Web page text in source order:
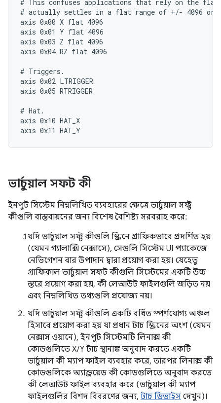
# This confuses applications that rely on the flat
# actually settles in a flat range of +/- 4096 or
axis 0x00 X flat 4096
axis 0x01 Y flat 4096
axis 0x03 Z flat 4096
axis 0x04 RZ flat 4096
# Triggers.
axis 0x02 LTRIGGER
axis 0x05 RTRIGGER
# Hat.
axis 0x10 HAT_X
ভার্চুয়াল সফট কী
ইনপুট সিস্টেম নিম্নলিখিত ব্যবহারের ক্ষেত্রে ভার্চুয়াল সফ্ট
কীগুলি বাস্তবায়নের জন্য বিশেষ বৈশিষ্ট্য সরবরাহ করে:
যদি ভার্চুয়াল সফ্ট কীগুলি স্ক্রিনে গ্রাফিকভাবে প্রদর্শিত হয়
(যেমন গ্যালাক্সি নেক্সাসে), সেগুলি সিস্টেম UI প্যাকেজে
নেভিগেশন বার উপাদান দ্বারা প্রয়োগ করা হয়। যেহেতু
গ্রাফিকাল ভার্চুয়াল সফট কীগুলি সিস্টেমের একটি উচ্চ
স্তরে প্রয়োগ করা হয়, কী লেআউট ফাইলগুলি জড়িত নয়
এবং নিম্নলিখিত তথ্যগুলি প্রযোজ্য নয়।
যদি ভার্চুয়াল সফ্ট কীগুলি একটি বর্ধিত স্পর্শযোগ্য অঞ্চল
হিসাবে প্রয়োগ করা হয় যা প্রধান টাচ স্ক্রিনের অংশ (যেমন
নেক্সাস ওয়ানে), ইনপুট সিস্টেমটি লিনাক্স কী
কোডগুলিতে X/Y টাচ স্থানাঙ্ক অনুবাদ করতে একটি
ভার্চুয়াল কী ম্যাপ ফাইল ব্যবহার করে, তারপর লিনাক্স কী
কোডগুলিকে অ্যান্ড্রয়েড কী কোডগুলিতে অনুবাদ করতে
কী লেআউট ফাইল ব্যবহার করে (ভার্চুয়াল কী ম্যাপ
ফাইলগুলির বিশদ বিবরণের জন্য, টাচ ডিভাইস দেখুন)।